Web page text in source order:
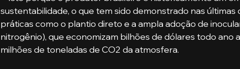
sustentabilidade, o que tem sido demonstrado nas últimas
práticas como o plantio direto e a ampla adoção de
nitrogênio), que economizam bilhões de dólares todo ano
milhões de toneladas de CO2 da atmosfera.